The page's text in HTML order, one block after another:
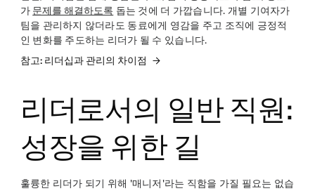
가 문제를 해결하도록 돕는 것에 더 가깝습니다. 개별 기여자가
팀을 관리하지 않더라도 동료에게 영감을 주고 조직에 긍정적
인 변화를 주도하는 리더가 될 수 있습니다.
참고: 리더십과 관리의 차이점
리더로서의 일반 직원:
성장을 위한 길
훌륭한 리더가 되기 위해 '매니저'라는 직함을 가질 필요는 없습